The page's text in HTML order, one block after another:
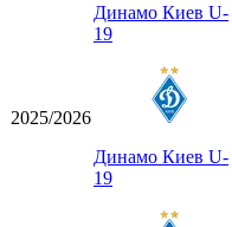
Динамо Киев U-
19
2025/2026
Динамо Киев U-
19